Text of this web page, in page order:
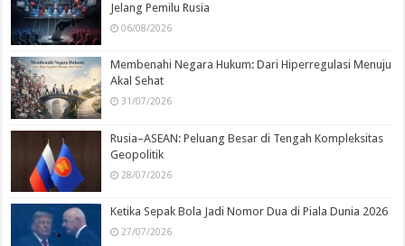
Jelang Pemilu Rusia
06/08/2026
Membenahi Negara Hukum: Dari Hiperregulasi Menuju
Akal Sehat
31/07/2026
Rusia–ASEAN: Peluang Besar di Tengah Kompleksitas
Geopolitik
28/07/2026
Ketika Sepak Bola Jadi Nomor Dua di Piala Dunia 2026
27/07/2026